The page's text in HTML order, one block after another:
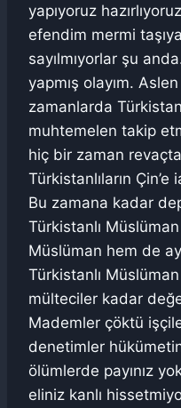
yapıyoruz
efendim mermi
sayılmıyorlar şu
yapmış olayım.
zamanlarda
muhtemelen takip
hiç bir zaman
Türkistanlıların
Bu zamana kadar
Türkistanlı
Müslüman hem de
Türkistanlı
mülteciler kadar
Mademler çöktü
denetimler
ölümlerde payınız
eliniz kanlı